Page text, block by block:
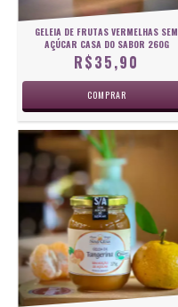
GELEIA DE FRUTAS VERMELHAS SEM
AÇÚCAR CASA DO SABOR 260G
R$35,90